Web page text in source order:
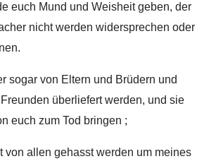
euch Mund und Weisheit geben, der
nicht werden widersprechen oder
sogar von Eltern und Brüdern und
überliefert werden, und sie
euch zum Tod bringen ;
von allen gehasst werden um meines